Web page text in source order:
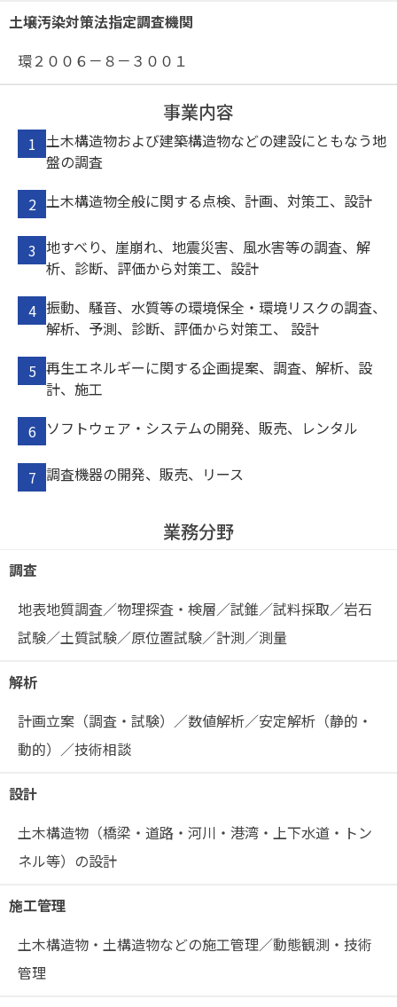
土壌汚染対策法指定調査機関
環２００６－８－３００１
事業内容
土木構造物および建築構造物などの建設にともなう地
盤の調査
土木構造物全般に関する点検、計画、対策工、設計
地すべり、崖崩れ、地震災害、風水害等の調査、解
析、診断、評価から対策工、設計
振動、騒音、水質等の環境保全・環境リスクの調査、
解析、予測、診断、評価から対策工、 設計
再生エネルギーに関する企画提案、調査、解析、設
計、施工
ソフトウェア・システムの開発、販売、レンタル
調査機器の開発、販売、リース
業務分野
調査
地表地質調査／物理探査・検層／試錐／試料採取／岩石
試験／土質試験／原位置試験／計測／測量
解析
計画立案（調査・試験）／数値解析／安定解析（静的・
動的）／技術相談
設計
土木構造物（橋梁・道路・河川・港湾・上下水道・トン
ネル等）の設計
施工管理
土木構造物・土構造物などの施工管理／動態観測・技術
管理